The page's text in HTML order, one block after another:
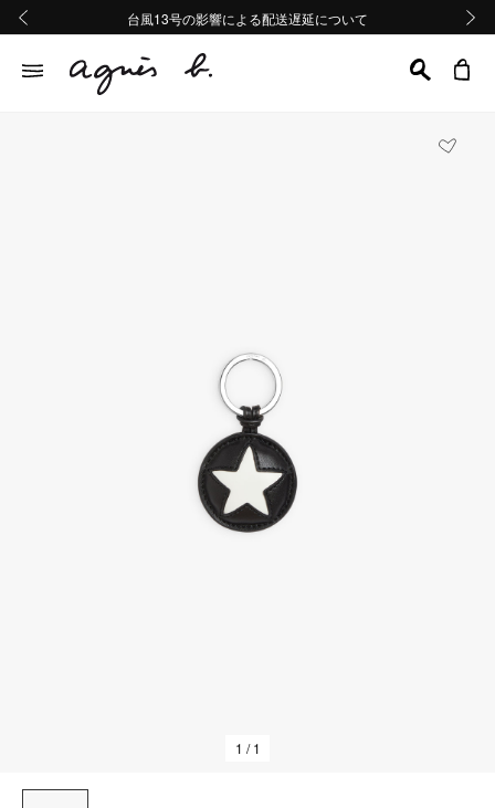
熊本地域地震の影響による配送遅延について
Summer Sale 2buy10%OFF!!
台風13号の影響による配送遅延について
熊本地域地震の影響による配送遅延について
Summer Sale 2buy10%OFF!!
1 / 1